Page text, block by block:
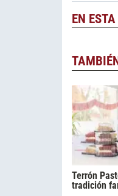
EN
Terrón
tradición